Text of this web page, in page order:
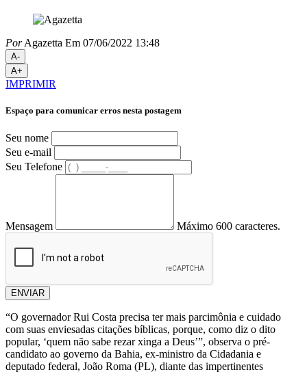
PorAgazetta Em 07/06/2022 13:48
A-
A+
IMPRIMIR
Espaço para comunicar erros nesta postagem
Seu nome
Seu e-mail
Seu Telefone
Mensagem Máximo 600 caracteres.
ENVIAR
“O governador Rui Costa precisa ter mais parcimônia e cuidado
com suas enviesadas citações bíblicas, porque, como diz o dito
popular, ‘quem não sabe rezar xinga a Deus’”, observa o pré-
candidato ao governo da Bahia, ex-ministro da Cidadania e
deputado federal, João Roma (PL), diante das impertinentes